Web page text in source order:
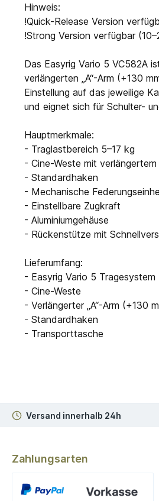
Hinweis:
!Quick-Release Version
!Strong Version verfügbar
Das Easyrig Vario 5 VC582A
verlängerten „A“-Arm (+130
Einstellung auf das jeweilige
und eignet sich für Schulter-
Hauptmerkmale:
- Traglastbereich 5–17 kg
- Cine-Weste mit verlängertem
- Standardhaken
- Mechanische
- Einstellbare Zugkraft
- Aluminiumgehäuse
- Rückenstütze mit
Lieferumfang:
- Easyrig Vario 5 Tragesystem
- Cine-Weste
- Verlängerter „A“-Arm (+130
- Standardhaken
- Transporttasche
Versand innerhalb 24h
Zahlungsarten